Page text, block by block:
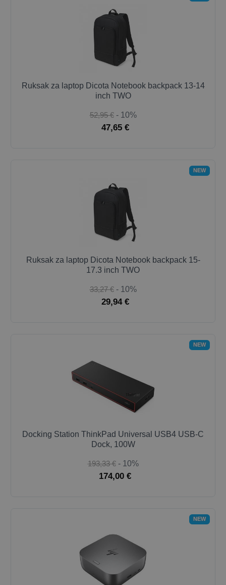
Ruksak za laptop Dicota Notebook backpack 13-14
inch TWO
52,95 € - 10%
47,65 €
NEW
Ruksak za laptop Dicota Notebook backpack 15-
17.3 inch TWO
33,27 € - 10%
29,94 €
NEW
Docking Station ThinkPad Universal USB4 USB-C
Dock, 100W
193,33 € - 10%
174,00 €
NEW